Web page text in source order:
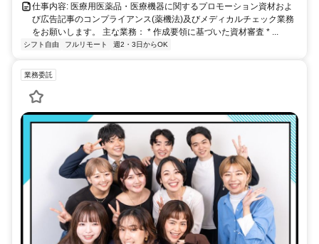
仕事内容: 医療用医薬品・医療機器に関するプロモーション資材およ
び広告記事のコンプライアンス(薬機法)及びメディカルチェック業務
をお願いします。 主な業務： * 作成要領に基づいた資材審査 * ...
シフト自由 フルリモート 週2・3日からOK
業務委託